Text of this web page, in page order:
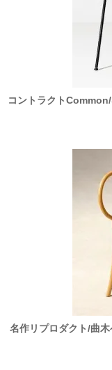
コントラクト
名作リプロダクト/曲